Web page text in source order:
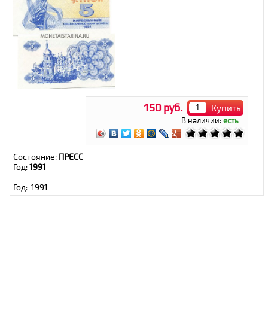
150 руб. Купить
В наличии:есть
Состояние: ПРЕСС
Год:1991
Год: 1991